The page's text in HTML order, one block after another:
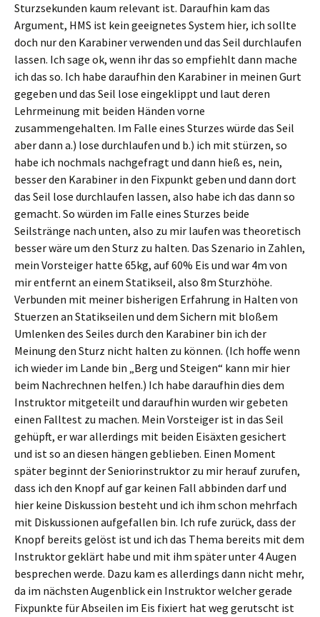
Sturzsekunden kaum relevant ist. Daraufhin kam das
Argument, HMS ist kein geeignetes System hier, ich sollte
doch nur den Karabiner verwenden und das Seil durchlaufen
lassen. Ich sage ok, wenn ihr das so empfiehlt dann mache
ich das so. Ich habe daraufhin den Karabiner in meinen Gurt
gegeben und das Seil lose eingeklippt und laut deren
Lehrmeinung mit beiden Händen vorne
zusammengehalten. Im Falle eines Sturzes würde das Seil
aber dann a.) lose durchlaufen und b.) ich mit stürzen, so
habe ich nochmals nachgefragt und dann hieß es, nein,
besser den Karabiner in den Fixpunkt geben und dann dort
das Seil lose durchlaufen lassen, also habe ich das dann so
gemacht. So würden im Falle eines Sturzes beide
Seilstränge nach unten, also zu mir laufen was theoretisch
besser wäre um den Sturz zu halten. Das Szenario in Zahlen,
mein Vorsteiger hatte 65kg, auf 60% Eis und war 4m von
mir entfernt an einem Statikseil, also 8m Sturzhöhe.
Verbunden mit meiner bisherigen Erfahrung in Halten von
Stuerzen an Statikseilen und dem Sichern mit bloßem
Umlenken des Seiles durch den Karabiner bin ich der
Meinung den Sturz nicht halten zu können. (Ich hoffe wenn
ich wieder im Lande bin „Berg und Steigen“ kann mir hier
beim Nachrechnen helfen.) Ich habe daraufhin dies dem
Instruktor mitgeteilt und daraufhin wurden wir gebeten
einen Falltest zu machen. Mein Vorsteiger ist in das Seil
gehüpft, er war allerdings mit beiden Eisäxten gesichert
und ist so an diesen hängen geblieben. Einen Moment
später beginnt der Seniorinstruktor zu mir herauf zurufen,
dass ich den Knopf auf gar keinen Fall abbinden darf und
hier keine Diskussion besteht und ich ihm schon mehrfach
mit Diskussionen aufgefallen bin. Ich rufe zurück, dass der
Knopf bereits gelöst ist und ich das Thema bereits mit dem
Instruktor geklärt habe und mit ihm später unter 4 Augen
besprechen werde. Dazu kam es allerdings dann nicht mehr,
da im nächsten Augenblick ein Instruktor welcher gerade
Fixpunkte für Abseilen im Eis fixiert hat weg gerutscht ist